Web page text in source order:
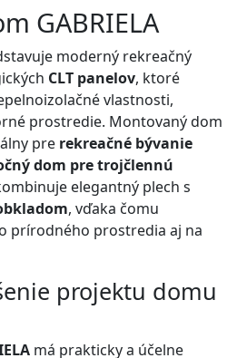
GABRIELA
moderný rekreačný
CLT panelov, ktoré
vlastnosti,
prostredie. Montovaný dom
pre rekreačné bývanie
dom pre trojčlennú
elegantný plech s
, vďaka čomu
prírodného prostredia aj na
projektu domu
má prakticky a účelne